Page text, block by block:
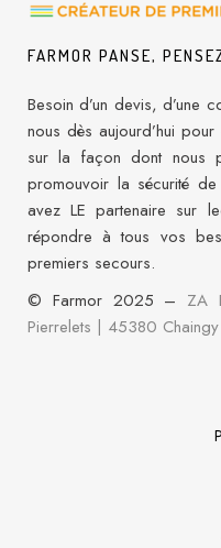
FARMOR PANSE,
Besoin d’un devis, d’une
nous dès aujourd’hui
sur la façon dont nous
promouvoir la sécurité
avez LE partenaire sur
répondre à tous vos
premiers secours.
© Farmor 2025 – ZA
Pierrelets | 45380 Chaingy